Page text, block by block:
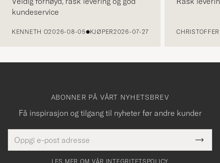
kundeservice
KENNETH O2026-08-05 KJØPER2026-07-27
ABONNER PÅ VÅRT NYHETSBREV
Få inspirasjon og tilgang til nyheter før andre kunder
postadresse
felt
Tack
för
LES MER OM VÅR INTEGRITETSPOLICY